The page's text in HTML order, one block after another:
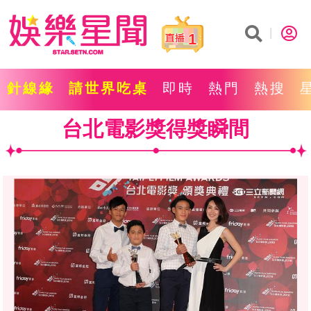
1
針線緣 請世界吃桌 即時 熱門 熱搜
台北電影獎得獎瞬間